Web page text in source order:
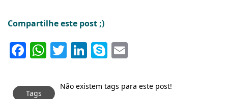
Compartilhe este post ;)
Facebook
WhatsApp
Twitter
LinkedIn
Skype
Tags
Não existem tags para este post!